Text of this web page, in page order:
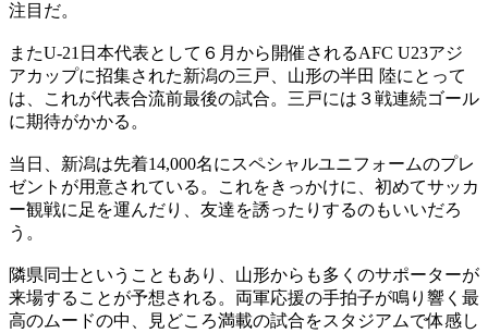
注目だ。
またU-21日本代表として６月から開催されるAFC U23アジ
アカップに招集された新潟の三戸、山形の半田 陸にとって
は、これが代表合流前最後の試合。三戸には３戦連続ゴール
に期待がかかる。
当日、新潟は先着14,000名にスペシャルユニフォームのプレ
ゼントが用意されている。これをきっかけに、初めてサッカ
ー観戦に足を運んだり、友達を誘ったりするのもいいだろ
う。
隣県同士ということもあり、山形からも多くのサポーターが
来場することが予想される。両軍応援の手拍子が鳴り響く最
高のムードの中、見どころ満載の試合をスタジアムで体感し